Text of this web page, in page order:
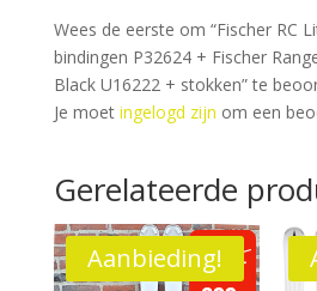
Wees de eerste om “Fischer RC
bindingen P32624 + Fischer
Black U16222 + stokken” te
Je moet ingelogd zijn om een
Gerelateerde
Aanbieding!